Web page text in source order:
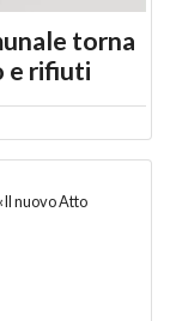
torna
e rifiuti